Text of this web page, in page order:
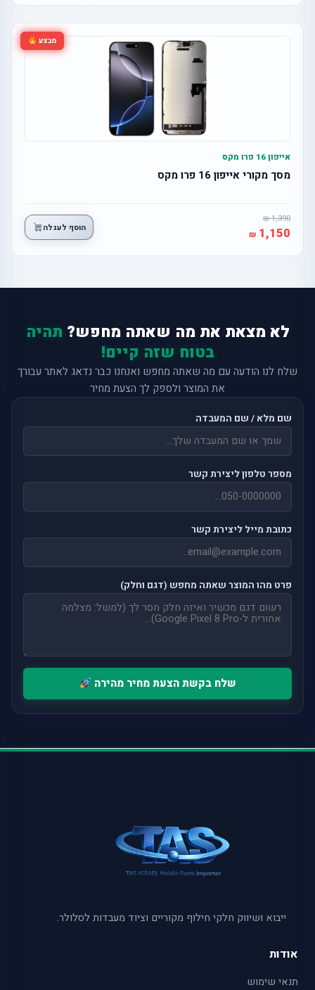
מבצע
אייפון 16 פרו מקס
מסך מקורי אייפון 16 פרו מקס
1,390
1,150 הוסף לעגלה
לא מצאת את מה שאתה מחפש? תהיה
בטוח שזה קיים!
שלח לנו הודעה עם מה שאתה מחפש ואנחנו כבר נדאג לאתר עבורך
את המוצר ולספק לך הצעת מחיר
שם מלא / שם המעבדה
מספר טלפון ליצירת קשר
כתובת מייל ליצירת קשר
פרט מהו המוצר שאתה מחפש (דגם וחלק)
שלח בקשת הצעת מחיר מהירה
ייבוא ושיווק חלקי חילוף מקוריים וציוד מעבדות לסלולר.
אודות
תנאי שימוש